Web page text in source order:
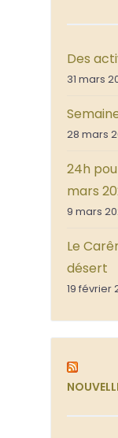
Des
31 mars
28 mars
24h
mars
9 mars
Le
désert
19 février